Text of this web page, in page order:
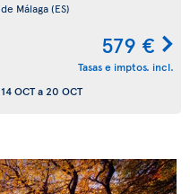
de Málaga(ES)
579 €
Tasas e imptos. incl.
14 OCTa20 OCT